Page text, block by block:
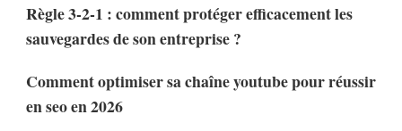
Règle 3-2-1 : comment protéger efficacement les
sauvegardes de son entreprise ?
Comment optimiser sa chaîne youtube pour réussir
en seo en 2026